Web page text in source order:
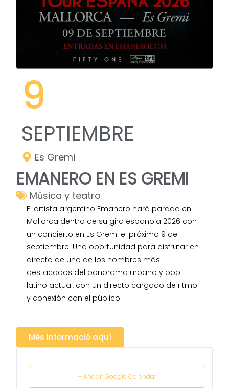
9
SEPTIEMBRE
Es Gremi
EMANERO EN ES GREMI
Música y teatro
El artista argentino Emanero hará parada en
Mallorca dentro de su gira española 2026 con
un concierto en Es Gremi el próximo 9 de
septiembre. Una oportunidad para disfrutar en
directo de uno de los nombres más
destacados del panorama urbano y pop
latino actual, con un directo cargado de ritmo
y conexión con el público.
Més informació aquí
+ Añadir Google Calendar